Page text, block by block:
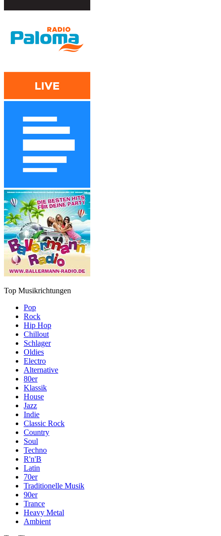
Top Musikrichtungen
Pop
Rock
Hip Hop
Chillout
Schlager
Oldies
Electro
Alternative
80er
Klassik
House
Jazz
Indie
Classic Rock
Country
Soul
Techno
R'n'B
Latin
70er
Traditionelle Musik
90er
Trance
Heavy Metal
Ambient